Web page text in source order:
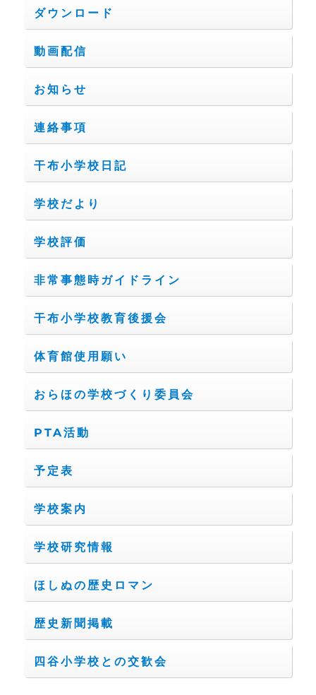
ダウンロード
動画配信
お知らせ
連絡事項
干布小学校日記
学校だより
学校評価
非常事態時ガイドライン
干布小学校教育後援会
体育館使用願い
おらほの学校づくり委員会
PTA活動
予定表
学校案内
学校研究情報
ほしぬの歴史ロマン
歴史新聞掲載
四谷小学校との交歓会